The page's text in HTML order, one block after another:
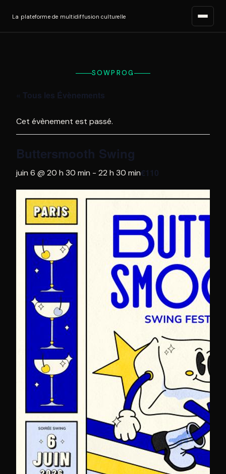
La plateforme de multidiffusion culturelle
SOWPROG
« Tous les Évènements
Cet évènement est passé.
Buttersmooth Swing
juin 6 @ 20 h 30 min - 22 h 30 min€110